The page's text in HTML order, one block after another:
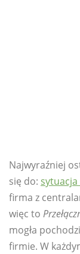
Najwyraźniej
się do:
firma z
więc to
mogła
firmie. W